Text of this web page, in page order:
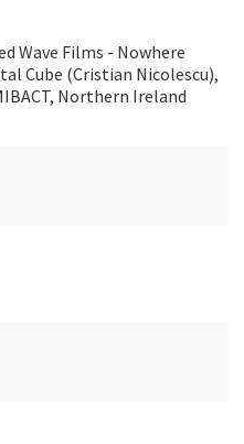
Wave Films - Nowhere
Cube (Cristian Nicolescu),
Northern Ireland